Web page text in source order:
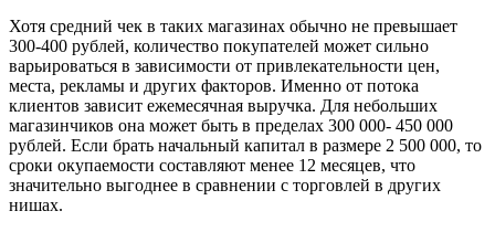
Хотя средний чек в таких магазинах обычно не превышает
300-400 рублей, количество покупателей может сильно
варьироваться в зависимости от привлекательности цен,
места, рекламы и других факторов. Именно от потока
клиентов зависит ежемесячная выручка. Для небольших
магазинчиков она может быть в пределах 300 000- 450 000
рублей. Если брать начальный капитал в размере 2 500 000, то
сроки окупаемости составляют менее 12 месяцев, что
значительно выгоднее в сравнении с торговлей в других
нишах.